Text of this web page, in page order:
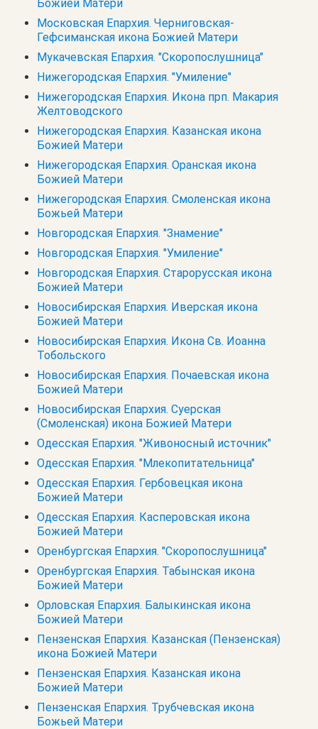
Божией Матери
Московская Епархия. Черниговская-
Гефсиманская икона Божией Матери
Мукачевская Епархия. "Скоропослушница"
Нижегородская Епархия. "Умиление"
Нижегородская Епархия. Икона прп. Макария
Желтоводского
Нижегородская Епархия. Казанская икона
Божией Матери
Нижегородская Епархия. Оранская икона
Божией Матери
Нижегородская Епархия. Смоленская икона
Божьей Матери
Новгородская Епархия. "Знамение"
Новгородская Епархия. "Умиление"
Новгородская Епархия. Старорусская икона
Божией Матери
Новосибирская Епархия. Иверская икона
Божией Матери
Новосибирская Епархия. Икона Св. Иоанна
Тобольского
Новосибирская Епархия. Почаевская икона
Божией Матери
Новосибирская Епархия. Суерская
(Смоленская) икона Божией Матери
Одесская Епархия. "Живоносный источник"
Одесская Епархия. "Млекопитательница"
Одесская Епархия. Гербовецкая икона
Божией Матери
Одесская Епархия. Касперовская икона
Божией Матери
Оренбургская Епархия. "Скоропослушница"
Оренбургская Епархия. Табынская икона
Божией Матери
Орловская Епархия. Балыкинская икона
Божией Матери
Пензенская Епархия. Казанская (Пензенская)
икона Божией Матери
Пензенская Епархия. Казанская икона
Божией Матери
Пензенская Епархия. Трубчевская икона
Божьей Матери